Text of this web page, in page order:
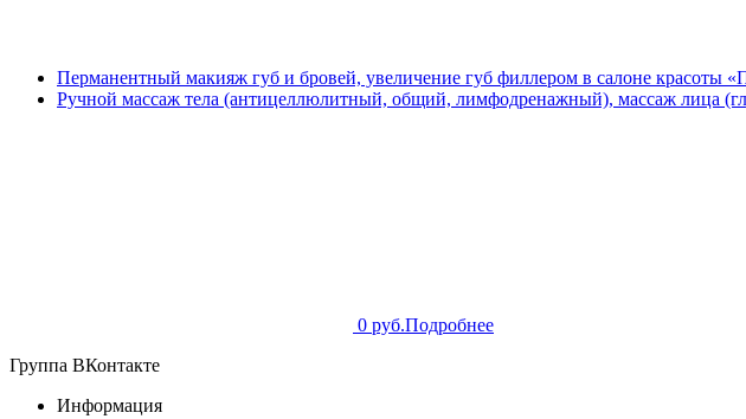
Перманентный макияж губ и бровей, увеличение губ филлером в салоне красоты
Ручной массаж тела (антицеллюлитный, общий, лимфодренажный), массаж лица
0 руб.Подробнее
Группа ВКонтакте
Информация